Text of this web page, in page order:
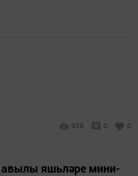
936 0 0
авылы яшьләре мини-